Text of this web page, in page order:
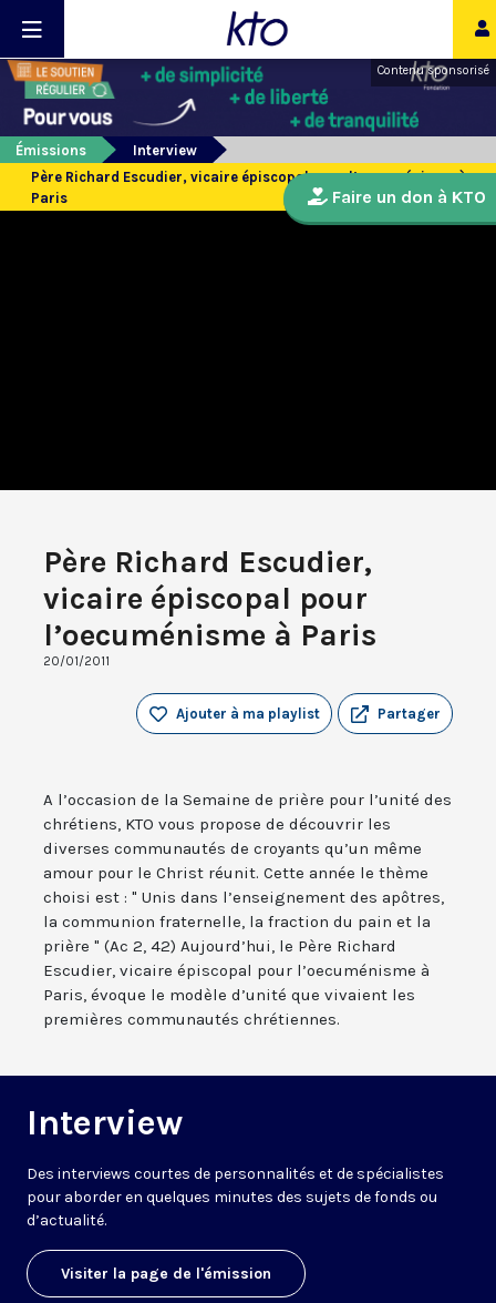
Contenu sponsorisé
Émissions
Interview
Père Richard Escudier, vicaire épiscopal pour l’oecuménisme à
Paris
Père Richard Escudier,
vicaire épiscopal pour
l’oecuménisme à Paris
20/01/2011
Partager
Ajouter à ma playlist
A l’occasion de la Semaine de prière pour l’unité des
chrétiens, KTO vous propose de découvrir les
diverses communautés de croyants qu’un même
amour pour le Christ réunit. Cette année le thème
choisi est : " Unis dans l’enseignement des apôtres,
la communion fraternelle, la fraction du pain et la
prière " (Ac 2, 42) Aujourd’hui, le Père Richard
Escudier, vicaire épiscopal pour l’oecuménisme à
Paris, évoque le modèle d’unité que vivaient les
premières communautés chrétiennes.
Interview
Des interviews courtes de personnalités et de spécialistes
pour aborder en quelques minutes des sujets de fonds ou
d’actualité.
Visiter la page de l'émission
Faire un don à KTO